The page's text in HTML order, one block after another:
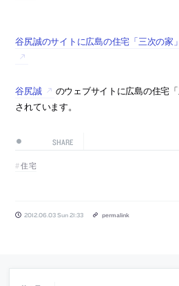
谷尻誠のサイトに広島の住宅「三次の家
谷尻誠
のウェブサイトに広島の住宅
されています。
SHARE
住宅
2012.06.03 Sun 21:33 permalink